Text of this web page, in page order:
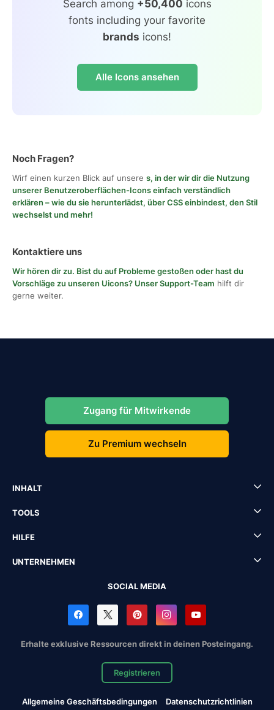
Search among +50,400 icons
fonts including your favorite
brands icons!
Alle Icons ansehen
Noch Fragen?
Wirf einen kurzen Blick auf unsere s, in der wir dir die Nutzung
unserer Benutzeroberflächen-Icons einfach verständlich
erklären – wie du sie herunterlädst, über CSS einbindest, den Stil
wechselst und mehr!
Kontaktiere uns
Wir hören dir zu. Bist du auf Probleme gestoßen oder hast du
Vorschläge zu unseren Uicons? Unser Support-Team hilft dir
gerne weiter.
Zugang für Mitwirkende
Zu Premium wechseln
INHALT
TOOLS
HILFE
UNTERNEHMEN
SOCIAL MEDIA
Erhalte exklusive Ressourcen direkt in deinen Posteingang.
Registrieren
Allgemeine Geschäftsbedingungen
Datenschutzrichtlinien